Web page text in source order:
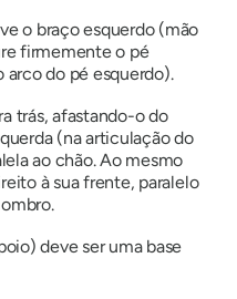
o braço esquerdo (mão
firmemente o pé
do pé esquerdo).
trás, afastando-o do
(na articulação do
ao chão. Ao mesmo
à sua frente, paralelo
deve ser uma base